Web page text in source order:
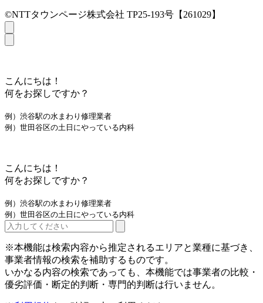
©NTTタウンページ株式会社 TP25-193号【261029】
こんにちは！
何をお探しですか？
例）渋谷駅の水まわり修理業者
例）世田谷区の土日にやっている内科
こんにちは！
何をお探しですか？
例）渋谷駅の水まわり修理業者
例）世田谷区の土日にやっている内科
※本機能は検索内容から推定されるエリアと業種に基づき、
事業者情報の検索を補助するものです。
いかなる内容の検索であっても、本機能では事業者の比較・
優劣評価・断定的判断・専門的判断は行いません。